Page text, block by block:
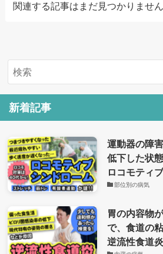
関連する記事はまだ見つかりません
新着記事
運動器の障
低下した状態
ロコモティ
部位別の病気
胃の内容物
で、食道の
逆流性食道炎